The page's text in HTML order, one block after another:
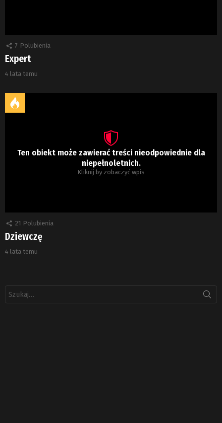
7 Polubienia
Expert
4 lata temu
Ten obiekt może zawierać treści nieodpowiednie dla
niepełnoletnich.
Kliknij by zobaczyć wpis
21 Polubienia
Dziewczę
4 lata temu